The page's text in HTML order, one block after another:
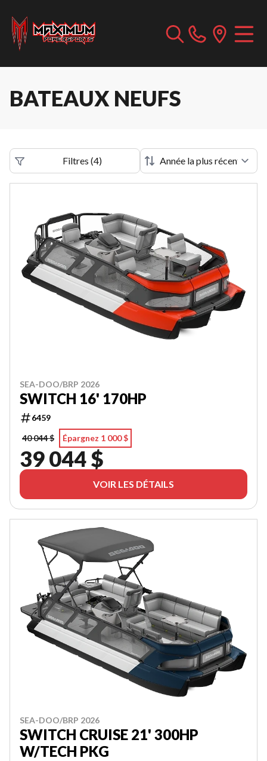
BATEAUX NEUFS
Filtres (4)
SEA-DOO/BRP 2026
SWITCH 16' 170HP
6459
40 044 $
Épargnez 1 000 $
39 044 $
VOIR LES DÉTAILS
SEA-DOO/BRP 2026
SWITCH CRUISE 21' 300HP
W/TECH PKG